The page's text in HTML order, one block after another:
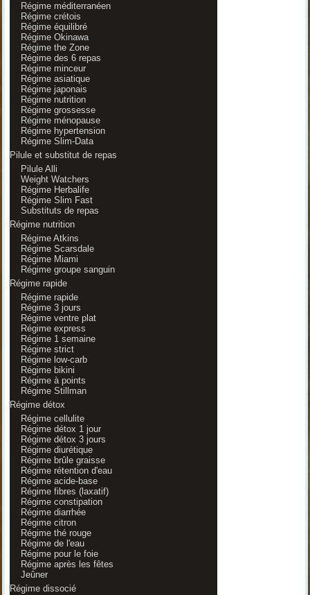
Régime méditerranéen
Régime crétois
Régime équilibré
Régime Okinawa
Régime the Zone
Régime des 6 repas
Régime minceur
Régime asiatique
Régime japonais
Régime nutrition
Régime grossesse
Régime ménopause
Régime hypertension
Régime Slim-Data
Pilule et substitut de repas
Pilule Alli
Weight Watchers
Régime Herbalife
Régime Slim Fast
Substituts de repas
Régime nutrition
Régime Atkins
Régime Scarsdale
Régime Miami
Régime groupe sanguin
Régime rapide
Régime rapide
Régime 3 jours
Régime ventre plat
Régime express
Régime 1 semaine
Régime strict
Régime low-carb
Régime bikini
Régime à points
Régime Stillman
Régime détox
Régime cellulite
Régime détox 1 jour
Régime détox 3 jours
Régime diurétique
Régime brûle graisse
Régime rétention d'eau
Régime acide-base
Régime fibres (laxatif)
Régime constipation
Régime diarrhée
Régime citron
Régime thé rouge
Régime de l'eau
Régime pour le foie
Régime après les fêtes
Jeûner
Régime dissocié